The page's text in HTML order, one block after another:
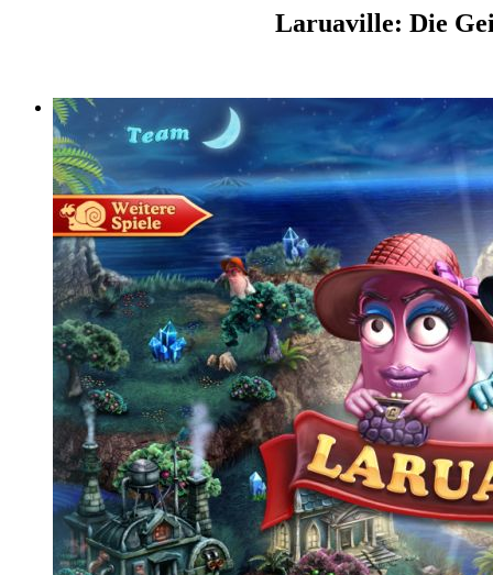
Laruaville: Die